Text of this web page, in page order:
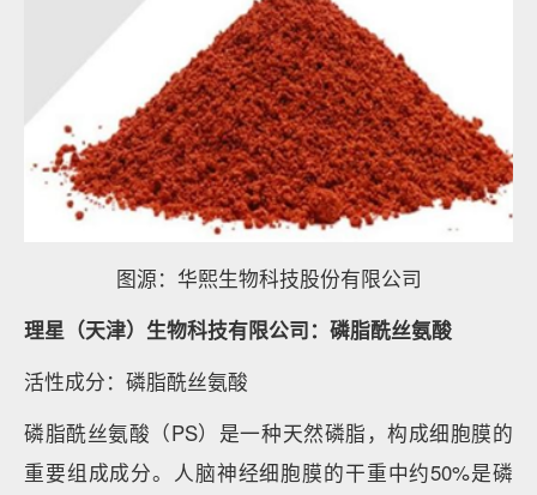
图源：华熙生物科技股份有限公司
理星（天津）生物科技有限公司：磷脂酰丝氨酸
活性成分：磷脂酰丝氨酸
磷脂酰丝氨酸（PS）是一种天然磷脂，构成细胞膜的
重要组成成分。人脑神经细胞膜的干重中约50%是磷